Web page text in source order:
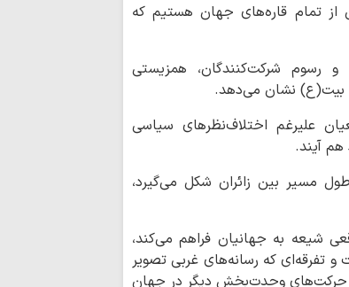
از تمام قاره‌های جهان هستیم که
و رسوم شرکت‌کنندگان، همزیستی
بیت(ع) نشان می‌دهد.
علیرغم اختلاف‌نظرهای سیاسی
آیند.
مسیر بین زائران شکل می‌گیرد،
شیعه به جهانیان فراهم می‌کند،
که رسانه‌های غربی تصویر
حرکت‌های وحدت‌بخش دیگر در جهان